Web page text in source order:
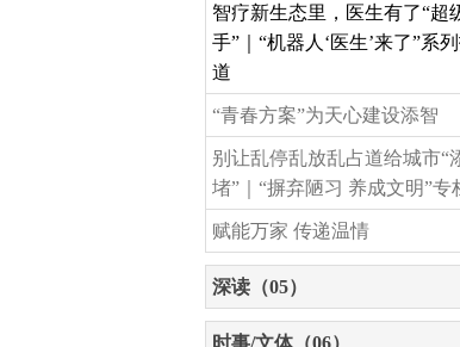
智疗新生态里，医生有了“超
手”｜“机器人‘医生’来了”系
道
“青春方案”为天心建设添智
别让乱停乱放乱占道给城市“
堵”｜“摒弃陋习 养成文明”专
赋能万家 传递温情
深读（05）
时事/文体（06）